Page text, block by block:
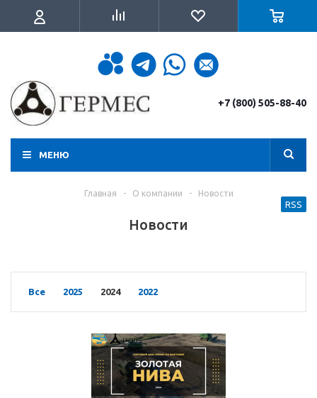
+7 (800) 505-88-40
МЕНЮ
Главная - О компании - Новости
Новости
RSS
Все 2025 2024 2022